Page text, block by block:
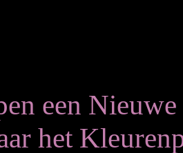
een
het